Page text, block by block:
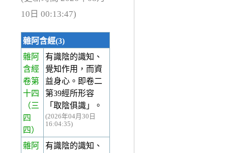
10日 00:13:47)
雜阿含經(3)
雜阿
含經
卷第
十四
（三
四
四）
有識陰的識知、
覺知作用，而資
益身心。即卷二
第39經所形容
「取陰俱識」。
(2026年04月30日
16:04:35)
雜阿
有識陰的識知、